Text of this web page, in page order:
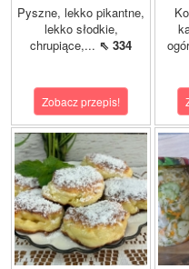
Pyszne, lekko pikantne,
lekko słodkie,
chrupiące,... ⇖ 334
Zobacz przepis!